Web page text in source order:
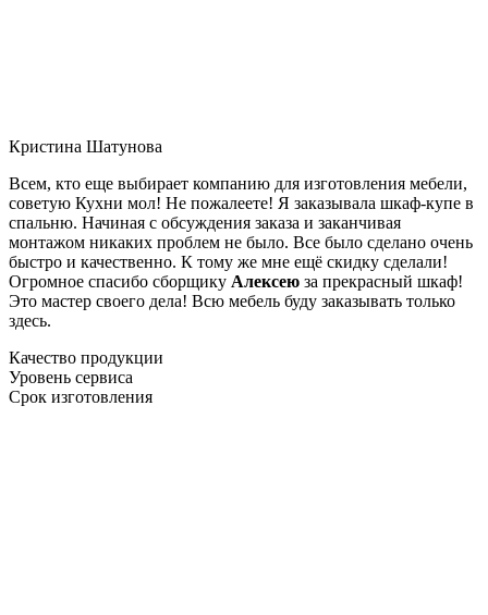
Кристина Шатунова
Всем, кто еще выбирает компанию для изготовления мебели,
советую Кухни мол! Не пожалеете! Я заказывала шкаф-купе в
спальню. Начиная с обсуждения заказа и заканчивая
монтажом никаких проблем не было. Все было сделано очень
быстро и качественно. К тому же мне ещё скидку сделали!
Огромное спасибо сборщику Алексею за прекрасный шкаф!
Это мастер своего дела! Всю мебель буду заказывать только
здесь.
Качество продукции
Уровень сервиса
Срок изготовления